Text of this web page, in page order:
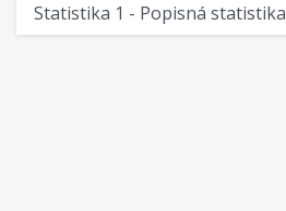
Statistika 1 - Popisná statistika